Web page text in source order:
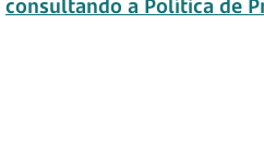
consultando a Política de